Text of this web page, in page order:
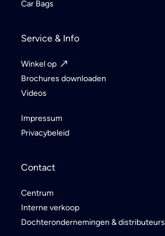
Car Bags
Service & Info
Winkel op
Brochures downloaden
Videos
Impressum
Privacybeleid
Contact
Centrum
Interne verkoop
Dochterondernemingen & distributeurs